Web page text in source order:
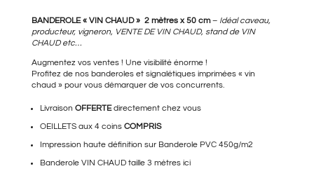
INITIAL
ÉTAIT :
69,00€.
ACTUEL
EST :
BANDEROLE « VIN CHAUD » 2 mètres x 50 cm– Idéal caveau,
producteur, vigneron, VENTE DE VIN CHAUD, stand de VIN
CHAUD etc…
Augmentez vos ventes ! Une visibilité énorme !
Profitez de nos banderoles et signalétiques imprimées « vin
chaud » pour vous démarquer de vos concurrents.
Livraison OFFERTEdirectement chez vous
OEILLETS aux 4 coins COMPRIS
Impression haute définition sur Banderole PVC 450g/m2
Banderole VIN CHAUD taille 3 mètresici